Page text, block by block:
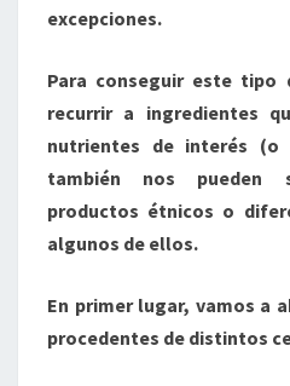
excepciones.
Para conseguir este tipo
recurrir a ingredientes
nutrientes de interés (o
también nos pueden
productos étnicos o
algunos de ellos.
En primer lugar, vamos a
procedentes de distintos